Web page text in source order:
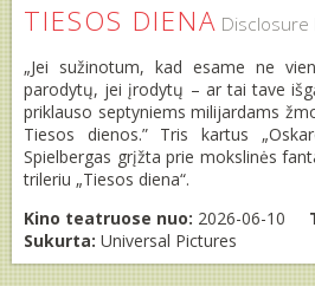
TIESOS DIENA Disclosure
„Jei sužinotum, kad esame ne
parodytų, jei įrodytų – ar tai tave
priklauso septyniems milijardams
Tiesos dienos.” Tris kartus
Spielbergas grįžta prie mokslinės
trileriu „Tiesos diena“.
Kino teatruose nuo: 2026-06-10
Sukurta: Universal Pictures